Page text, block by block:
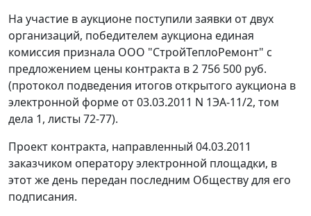
На участие в аукционе поступили заявки от двух
организаций, победителем аукциона единая
комиссия признала ООО "СтройТеплоРемонт" с
предложением цены контракта в 2 756 500 руб.
(протокол подведения итогов открытого аукциона в
электронной форме от 03.03.2011 N 1ЭА-11/2, том
дела 1, листы 72-77).
Проект контракта, направленный 04.03.2011
заказчиком оператору электронной площадки, в
этот же день передан последним Обществу для его
подписания.